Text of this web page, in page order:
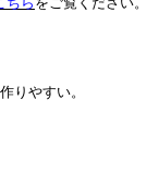
りやすい。